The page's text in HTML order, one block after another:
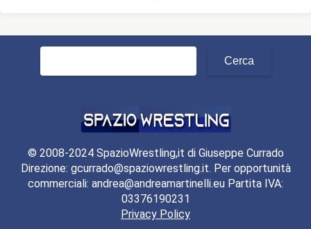
Ricerca
© 2008-2024 SpazioWrestling,it di Giuseppe Currado
Direzione: gcurrado@spaziowrestling.it. Per opportunità
commerciali: andrea@andreamartinelli.eu Partita IVA:
03376190231
Privacy Policy